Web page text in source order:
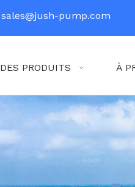
sales@jush-pump.com
DES PRODUITS À